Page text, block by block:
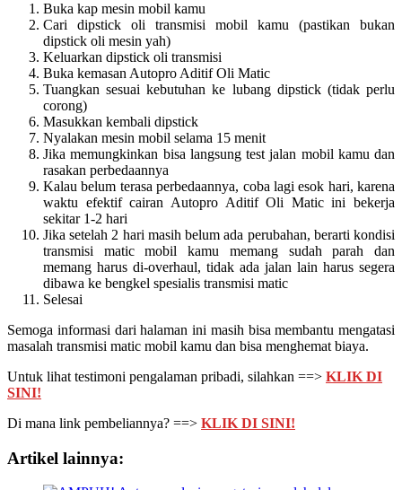
Buka kap mesin mobil kamu
Cari dipstick oli transmisi mobil kamu (pastikan bukan
dipstick oli mesin yah)
Keluarkan dipstick oli transmisi
Buka kemasan Autopro Aditif Oli Matic
Tuangkan sesuai kebutuhan ke lubang dipstick (tidak perlu
corong)
Masukkan kembali dipstick
Nyalakan mesin mobil selama 15 menit
Jika memungkinkan bisa langsung test jalan mobil kamu dan
rasakan perbedaannya
Kalau belum terasa perbedaannya, coba lagi esok hari, karena
waktu efektif cairan Autopro Aditif Oli Matic ini bekerja
sekitar 1-2 hari
Jika setelah 2 hari masih belum ada perubahan, berarti kondisi
transmisi matic mobil kamu memang sudah parah dan
memang harus di-overhaul, tidak ada jalan lain harus segera
dibawa ke bengkel spesialis transmisi matic
Selesai
Semoga informasi dari halaman ini masih bisa membantu mengatasi
masalah transmisi matic mobil kamu dan bisa menghemat biaya.
Untuk lihat testimoni pengalaman pribadi, silahkan ==> KLIK DI
SINI!
Di mana link pembeliannya? ==> KLIK DI SINI!
Artikel lainnya: